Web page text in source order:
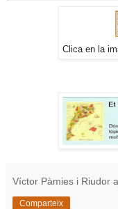
Clica en la
Víctor Pàmies i Riudor a
Comparteix